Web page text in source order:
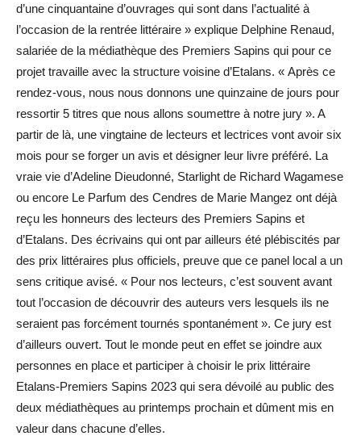
d’une cinquantaine d’ouvrages qui sont dans l’actualité à
l’occasion de la rentrée littéraire » explique Delphine Renaud,
salariée de la médiathèque des Premiers Sapins qui pour ce
projet travaille avec la structure voisine d’Etalans. « Après ce
rendez-vous, nous nous donnons une quinzaine de jours pour
ressortir 5 titres que nous allons soumettre à notre jury ». A
partir de là, une vingtaine de lecteurs et lectrices vont avoir six
mois pour se forger un avis et désigner leur livre préféré. La
vraie vie d’Adeline Dieudonné, Starlight de Richard Wagamese
ou encore Le Parfum des Cendres de Marie Mangez ont déjà
reçu les honneurs des lecteurs des Premiers Sapins et
d’Etalans. Des écrivains qui ont par ailleurs été plébiscités par
des prix littéraires plus officiels, preuve que ce panel local a un
sens critique avisé. « Pour nos lecteurs, c’est souvent avant
tout l’occasion de découvrir des auteurs vers lesquels ils ne
seraient pas forcément tournés spontanément ». Ce jury est
d’ailleurs ouvert. Tout le monde peut en effet se joindre aux
personnes en place et participer à choisir le prix littéraire
Etalans-Premiers Sapins 2023 qui sera dévoilé au public des
deux médiathèques au printemps prochain et dûment mis en
valeur dans chacune d’elles.